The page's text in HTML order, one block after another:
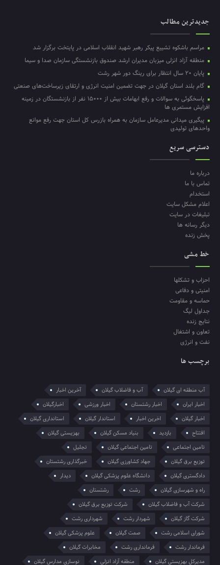
جدیدترین مطالب
مراسم باشکوه تشییع پیکر رهبر شهید انقلاب اسلامی در پایتخت برگزار شد
منطقه آزاد انزلی میزبان مدیران ارشد صندوق بازنشستگی سازمان صدا و سیما
پایان ۲۰ سال انتظار برای رینگ دور شهر رشت
گام بلند استان گیلان در جهت تضمین امنیت انرژی و ارتقای زیرساخت‌های صنعتی
پاسخگوئی به سوالات و رفع ابهامات بیش از ۱۵۰۰۰ نفر از بازنشستگان در زمینه
افزایش مستمری ها
پیگیری میدانی مدیرعامل سازمان به همراه بازرس کل استان جهت رفع موانع
واحدهای تولیدی
دسترسی سریع
درباره ما
تماس با ما
استخدام
اعلام مشکل سایت
تبلیغات در سایت
دیگر رسانه ها
پخش زنده
خط مشی
احزاب و تشکلها
امنیتی و دفاعی
حماسه و مقاومت
جداول لیگ
نتایج زنده
تعاون و اشتغال
نفت و انرژی
برچسب ها
آب منطقه ای گیلان آب و فاضلاب گیلان
آخرین اخبار
اخبار ایران
اخبار رشتستان اخبار ورزشی
اخبارگیلان
اخبار گیلان
اخرین اخبار استاندار گیلان
استانداری گیلان
افتتاح
بازدید بنیاد مسکن گیلان
بهزیستی گیلان
تامین اجتماعی
تامین اجتماعی گیلان
تجلیل
توزیع برق گیلان
جهاد کشاورزی گیلان
خبرگذاری رشتستان
دادگستری گیلان
دانشگاه علوم پزشکی گیلان
دیدار
راه و شهرسازی گیلان
رشت
رشتستان
شرکت آب و فاضلاب گیلان
شرکت توزیع برق گیلان
شرکت گاز گیلان
شهردار رشت
شهرداری رشت
شورای اسلامی رشت
صمت گیلان
علوم پزشکی گیلان
فرماندار رشت
فرمانداری رشت
مخابرات گیلان
مدیرکل بهزیستی گیلان
منطقه آزاد انزلی نوسازی مدارس گیلان